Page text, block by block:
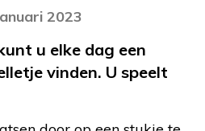
2023
u elke dag een
vinden. U speelt